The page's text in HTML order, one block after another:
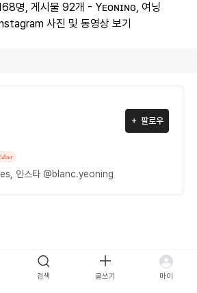
명, 게시물 92개 - Yᴇᴏɴɪɴɢ, 여닝
사진 및 동영상 보기
팔로우
인스타 @blanc.yeoning
검색 글쓰기 마이